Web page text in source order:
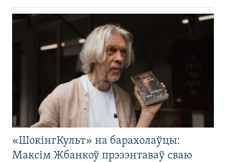
«ШокінгКульт» на барахолаўцы:
Максім Жбанкоў прэзэнтаваў сваю